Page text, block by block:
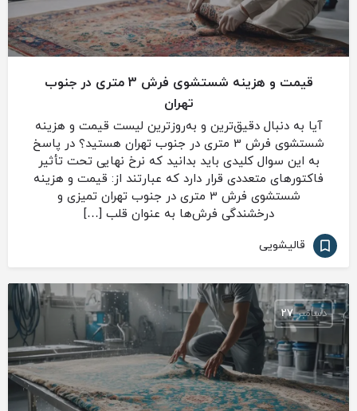
قیمت و هزینه شستشوی فرش 3 متری در جنوب
تهران
آیا به دنبال دقیق‌ترین و به‌روزترین لیست قیمت و هزینه
شستشوی فرش 3 متری در جنوب تهران هستید؟ در پاسخ
به این سوال کلیدی باید بدانید که نرخ نهایی تحت تأثیر
فاکتورهای متعددی قرار دارد که عبارتند از: قیمت و هزینه
شستشوی فرش 3 متری در جنوب تهران تمیزی و
درخشندگی فرش‌ها به عنوان قلب […]
قالیشویی
دسامبر 27